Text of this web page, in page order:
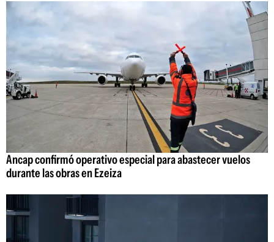
Ancap confirmó operativo especial para abastecer vuelos
durante las obras en Ezeiza